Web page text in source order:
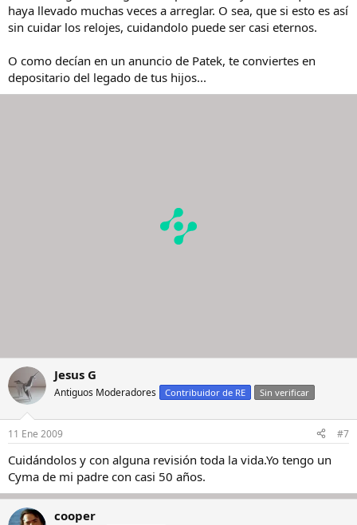
haya llevado muchas veces a arreglar. O sea, que si esto es así
sin cuidar los relojes, cuidandolo puede ser casi eternos.
O como decían en un anuncio de Patek, te conviertes en
depositario del legado de tus hijos...
Jesus G
Antiguos Moderadores Contribuidor de RE Sin verificar
11 Ene 2009 #7
Cuidándolos y con alguna revisión toda la vida.Yo tengo un
Cyma de mi padre con casi 50 años.
cooper